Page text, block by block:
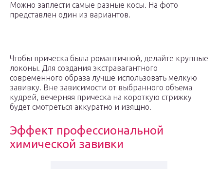
Можно заплести самые разные косы. На фото
представлен один из вариантов.
Чтобы прическа была романтичной, делайте крупные
локоны. Для создания экстравагантного
современного образа лучше использовать мелкую
завивку. Вне зависимости от выбранного объема
кудрей, вечерняя прическа на короткую стрижку
будет смотреться аккуратно и изящно.
Эффект профессиональной
химической завивки